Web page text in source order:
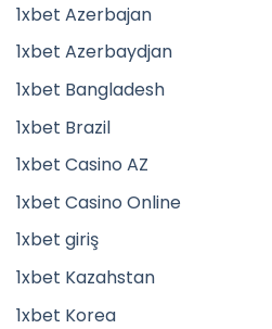
1xbet Azerbajan
1xbet Azerbaydjan
1xbet Bangladesh
1xbet Brazil
1xbet Casino AZ
1xbet Casino Online
1xbet giriş
1xbet Kazahstan
1xbet Korea